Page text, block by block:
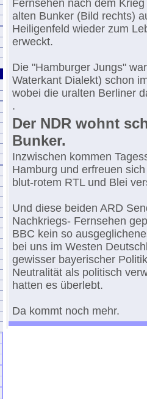
Fernsehen nach dem
alten Bunker (Bild rechts)
Heiligenfeld wieder zum
erweckt.
Die "Hamburger Jungs"
Waterkant Dialekt) schon
wobei die uralten Berliner
.
Der NDR wohnt
Bunker.
Inzwischen kommen
Hamburg und erfreuen
blut-rotem RTL und Blei
Und diese beiden ARD
Nachkriegs- Fernsehen
BBC kein so
bei uns im Westen
gewisser bayerischer
Neutralität als politisch
hatten es überlebt.
Da kommt noch mehr.